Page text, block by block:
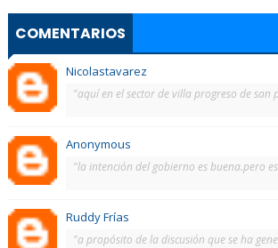
COMENTARIOS
Nicolastavarez
"aquí en el sector de villa progreso de san
Anonymous
"la intención del gobierno es buena.pero
Ruddy Frías
"a propósito de la discusión que se ha